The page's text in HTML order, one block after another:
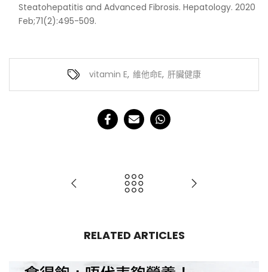
Steatohepatitis and Advanced Fibrosis. Hepatology. 2020
Feb;71(2):495-509.
vitamin E, 維他命E, 肝臟健康
RELATED ARTICLES